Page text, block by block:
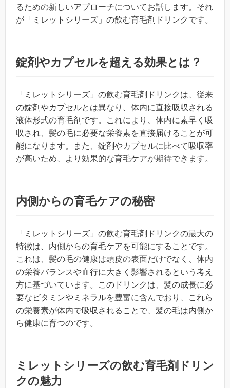
るための新しいアプローチについてお話します。それ
が「ミレットシリーズ」の飲む育毛剤ドリンクです。
錠剤やカプセルを超える効果とは？
「ミレットシリーズ」の飲む育毛剤ドリンクは、従来
の錠剤やカプセルとは異なり、体内に直接吸収される
液体形式の育毛剤です。これにより、体内に素早く吸
収され、髪の毛に必要な栄養素を直接届けることが可
能になります。また、錠剤やカプセルに比べて吸収率
が高いため、より効果的な育毛ケアが期待できます。
内側からの育毛ケアの秘密
「ミレットシリーズ」の飲む育毛剤ドリンクの最大の
特徴は、内側からの育毛ケアを可能にすることです。
これは、髪の毛の健康は頭皮の表面だけでなく、体内
の栄養バランスや血行に大きく影響されるという考え
方に基づいています。このドリンクは、髪の成長に必
要なビタミンやミネラルを豊富に含んでおり、これら
の栄養素が体内で吸収されることで、髪の毛は内側か
ら健康に育つのです。
ミレットシリーズの飲む育毛剤ドリン
クの魅力